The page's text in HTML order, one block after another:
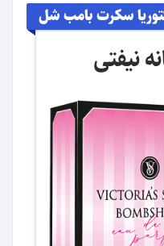
سکرت بامب شل
نیفتی